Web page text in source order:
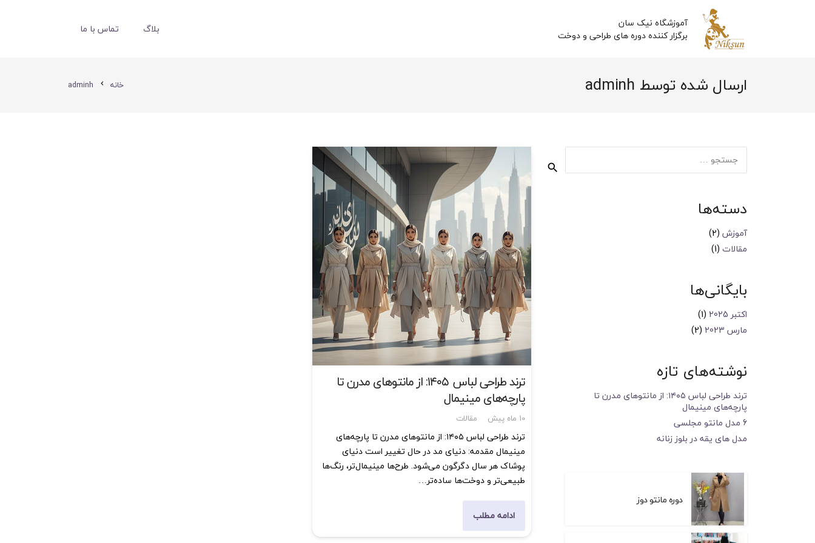
آموزشگاه نیک سان
برگزار کننده دوره های طراحی و دوخت
بلاگ تماس با ما
ارسال شده توسط adminh خانه chevron_left
adminh
ترند طراحی لباس ۱۴۰۵: از مانتوهای مدرن تا
پارچه‌های مینیمال
10 ماه پیش مقالات
ترند طراحی لباس ۱۴۰۵: از مانتوهای مدرن تا پارچه‌های
مینیمال مقدمه: دنیای مد در حال تغییر است دنیای
پوشاک هر سال دگرگون می‌شود. طرح‌ها مینیمال‌تر، رنگ‌ها
طبیعی‌تر و دوخت‌ها ساده‌تر…
ادامه مطلب
برای:
دسته‌ها
آموزش (2)
مقالات (1)
بایگانی‌ها
اکتبر 2025
(1)
مارس 2023
(2)
نوشته‌های تازه
ترند طراحی لباس ۱۴۰۵: از مانتوهای مدرن تا
پارچه‌های مینیمال
6 مدل مانتو مجلسی
مدل های یقه در بلوز زنانه
دوره مانتو دوز